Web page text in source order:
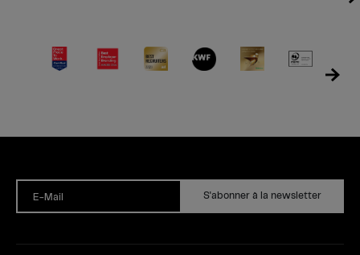
E-Mail S'abonner à la newsletter